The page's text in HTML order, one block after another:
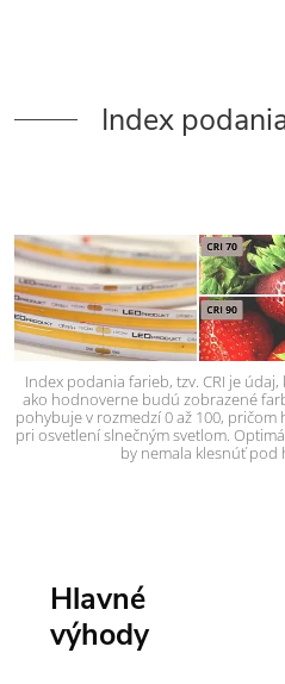
Index
Index podania farieb, tzv. CRI je
ako hodnoverne budú zobrazené
pohybuje v rozmedzí 0 až 100,
pri osvetlení slnečným svetlom.
by nemala klesnúť pod
Hlavné
výhody